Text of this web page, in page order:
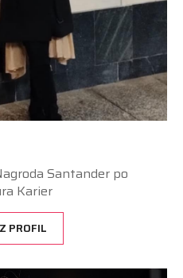
Santander po
Karier
PROFIL